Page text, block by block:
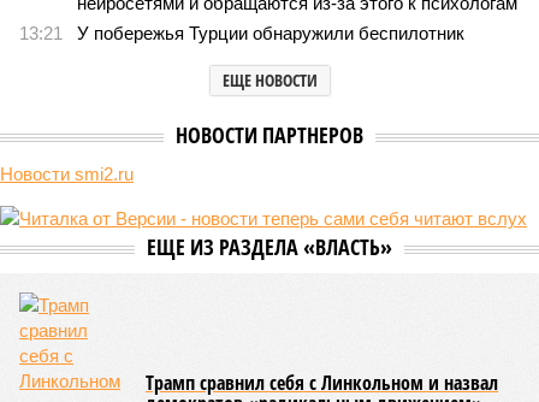
В нескольких станциях от уже сданного «Сказочного леса» пайщики ЖК
«Станция Л» продолжают ждать от компании Capital Group начала
уже получают ключи – в мае 2026 года были получены
заключение о соответствии проектной документации и
разрешение на ввод жилищного комплекса в эксплуатацию –
совсем недалеко, в паре станций метро южнее, на Люблинской
улице, картина, можно сказать, прямо противоположная.